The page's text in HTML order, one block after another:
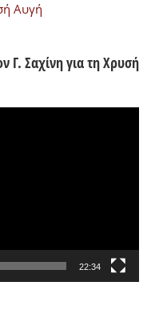
Αυγή
Γ. Σαχίνη για τη Χρυσή
22:34